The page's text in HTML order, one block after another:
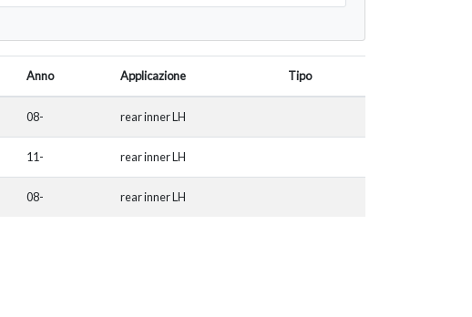
Anno Applicazione Tipo
08- rear inner LH
11- rear inner LH
08- rear inner LH